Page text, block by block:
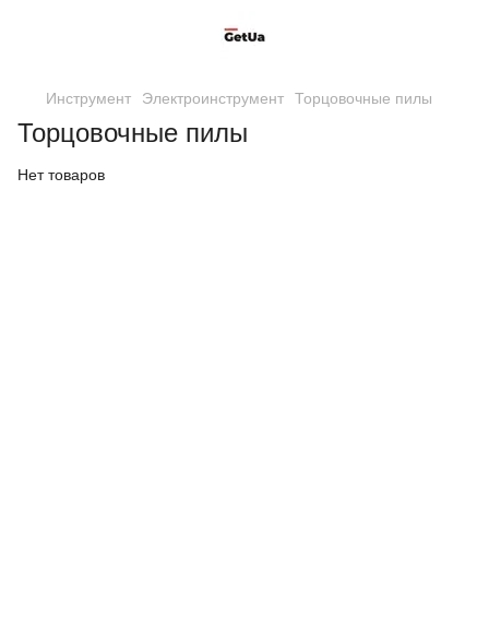
Инструмент Электроинструмент Торцовочные пилы
Торцовочные пилы
Нет товаров